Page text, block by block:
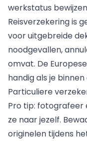
werkstatus
Reisverzekering is
voor uitgebreide
noodgevallen,
omvat. De
handig als je
Particuliere
Pro tip: fotografeer
ze naar jezelf.
originelen tijdens